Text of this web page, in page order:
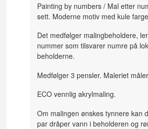
Painting by numbers / Mal etter
sett. Moderne motiv med kule
Det medfølger malingbeholdere,
nummer som tilsvarer numre på
beholderne.
Medfølger 3 pensler. Maleriet
ECO vennlig akrylmaling.
Om malingen ønskes tynnere kan
par dråper vann i beholderen og